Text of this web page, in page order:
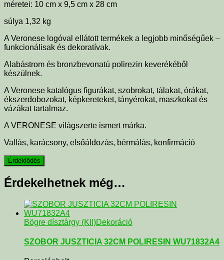
méretei: 10 cm x 9,5 cm x 28 cm
súlya 1,32 kg
A Veronese logóval ellátott termékek a legjobb minőségűek –
funkcionálisak és dekoratívak.
Alabástrom és bronzbevonatú polirezin keverékéből
készülnek.
A Veronese katalógus figurákat, szobrokat, tálakat, órákat,
ékszerdobozokat, képkereteket, tányérokat, maszkokat és
vázákat tartalmaz.
A VERONESE világszerte ismert márka.
Vallás, karácsony, elsőáldozás, bérmálás, konfirmáció
Érdekelhetnek még…
Bögre dísztárgy (KII)Dekoráció
SZOBOR JUSZTICIA 32CM POLIRESIN WU71832A4